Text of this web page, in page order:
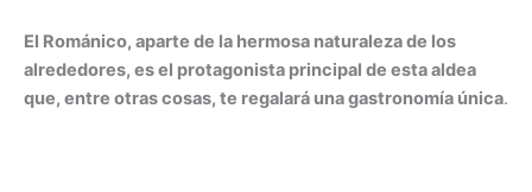
El Románico, aparte de la hermosa naturaleza de los
alrededores, es el protagonista principal de esta aldea
que, entre otras cosas, te regalará una gastronomía única.